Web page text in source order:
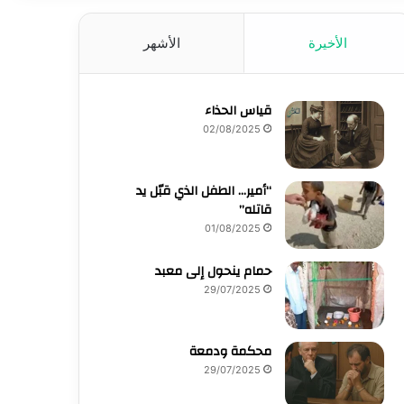
الأخيرة الأشهر
قياس الحذاء
02/08/2025
“أمير… الطفل الذي قبّل يد
قاتله”
01/08/2025
حمام ينحول إلى معبد
29/07/2025
محكمة ودمعة
29/07/2025